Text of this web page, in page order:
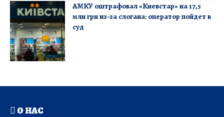
АМКУ оштрафовал «Киевстар» на 17,5
млн грн из-за слогана: оператор пойдет в
суд
О НАС